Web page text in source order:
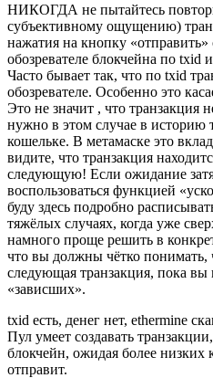
НИКОГДА не пытайтесь
субъективному ощущению)
нажатия на кнопку
обозревателе блокчейна по txid
Часто бывает так, что по txid
обозревателе. Особенно это
Это не значит , что транзакция
нужно в этом случае в историю
кошельке. В метамаске это
видите, что транзакция
следующую! Если ожидание
воспользоваться функцией
буду здесь подробно
тяжёлых случаях, когда уже
намного проще решить в
что вы должны чётко понимать,
следующая транзакция, пока
«зависших».
txid есть, денег нет, ethermine
Пул умеет создавать
блокчейн, ожидая более низких
отправит.